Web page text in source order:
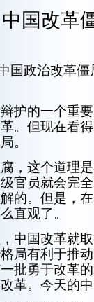
国改革
国政治改革
护的一个重
。但现在看
。
，这个道理
官员就会完
的。但是，
直观了。
中国改革就
局有利于推
批勇于改革
革。今天的